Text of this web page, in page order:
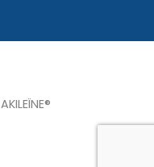
AKILEÏNE®